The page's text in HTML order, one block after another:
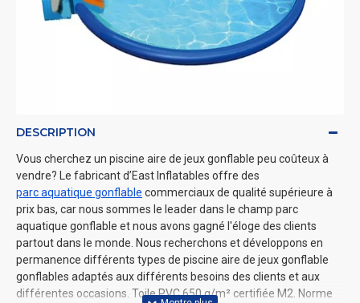
DESCRIPTION
Vous cherchez un piscine aire de jeux gonflable peu coûteux à
vendre? Le fabricant d’East Inflatables offre des
parc aquatique gonflable commerciaux de qualité supérieure à
prix bas, car nous sommes le leader dans le champ parc
aquatique gonflable et nous avons gagné l'éloge des clients
partout dans le monde. Nous recherchons et développons en
permanence différents types de piscine aire de jeux gonflable
gonflables adaptés aux différents besoins des clients et aux
différentes occasions. Toile PVC 650 g/m² certifiée M2. Norme